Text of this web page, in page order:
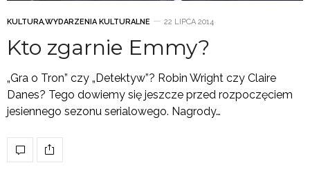
KULTURA,WYDARZENIA KULTURALNE 22 LIPCA 2014
Kto zgarnie Emmy?
„Gra o Tron” czy „Detektyw”? Robin Wright czy Claire
Danes? Tego dowiemy się jeszcze przed rozpoczęciem
jesiennego sezonu serialowego. Nagrody…